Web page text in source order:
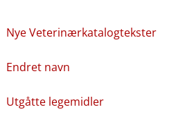
Nye Veterinærkatalogtekster
Endret navn
Utgåtte legemidler